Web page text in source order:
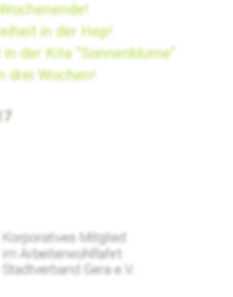
in der Hep!
der Kita "Sonnenblume"
drei Wochen!